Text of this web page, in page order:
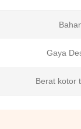
Gaya
Berat kotor